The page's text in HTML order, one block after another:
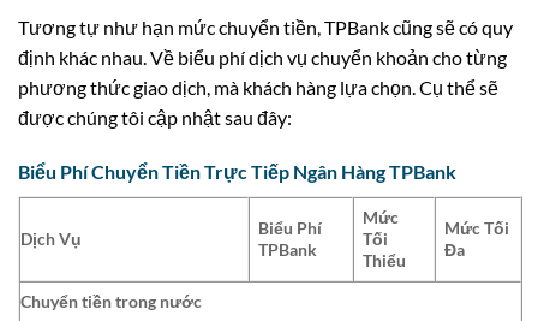
Tương tự như hạn mức chuyển tiền, TPBank cũng sẽ có quy
định khác nhau. Về biểu phí dịch vụ chuyển khoản cho từng
phương thức giao dịch, mà khách hàng lựa chọn. Cụ thể sẽ
được chúng tôi cập nhật sau đây:
Biểu Phí Chuyển Tiền Trực Tiếp Ngân Hàng TPBank
Dịch Vụ
Biểu Phí
TPBank
Mức
Tối
Thiểu
Mức Tối
Đa
Chuyển tiền trong nước